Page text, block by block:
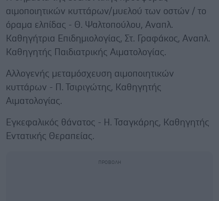
αιμοποιητικών κυττάρων/μυελού των οστών / το
όραμα ελπίδας - Θ. Ψαλτοπούλου, Αναπλ.
Καθηγήτρια Επιδημιολογίας, Στ. Γραφάκος, Αναπλ.
Καθηγητής Παιδιατρικής Αιματολογίας.
Αλλογενής μεταμόσχευση αιμοποιητικών
κυττάρων - Π. Τσιριγώτης, Καθηγητής
Αιματολογίας.
Εγκεφαλικός θάνατος - Η. Τσαγκάρης, Καθηγητής
Εντατικής Θεραπείας.